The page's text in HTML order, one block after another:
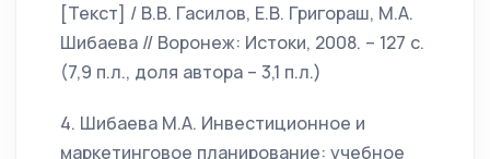
[Текст] / В.В. Гасилов, Е.В. Григораш, М.А.
Шибаева // Воронеж: Истоки, 2008. – 127 с.
(7,9 п.л., доля автора – 3,1 п.л.)
4. Шибаева М.А. Инвестиционное и
маркетинговое планирование: учебное